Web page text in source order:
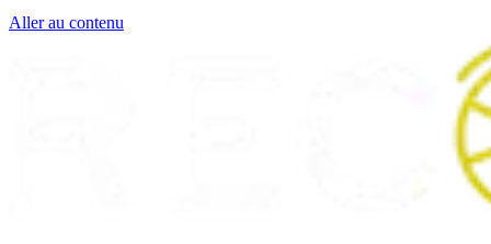
Aller au contenu